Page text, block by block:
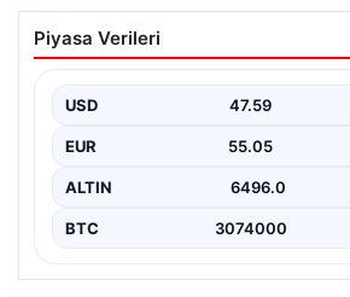
Türk Hava Kuvvetleri’nde
Kadınlar: Özlem Karapınar
Türkiye'nin savunma ve askeri
Piyasa Verileri
USD 47.59
EUR 55.05
ALTIN 6496.0
BTC 3074000